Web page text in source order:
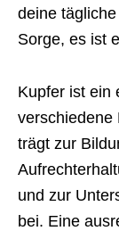
deine
Sorge, es ist
Kupfer ist ein
verschiedene
trägt zur
und zur
bei. Eine